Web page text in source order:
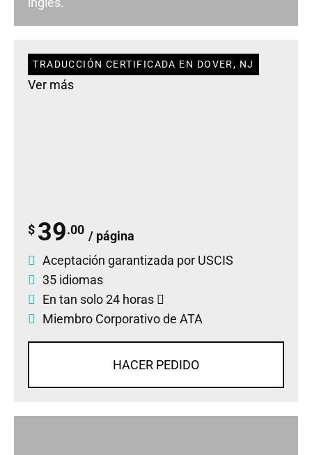
TRADUCCIÓN CERTIFICADA EN DOVER, NJ
Ver más
$ 39.00 / página
Aceptación garantizada por USCIS
35 idiomas
En tan solo 24 horas
Miembro Corporativo de ATA
HACER PEDIDO